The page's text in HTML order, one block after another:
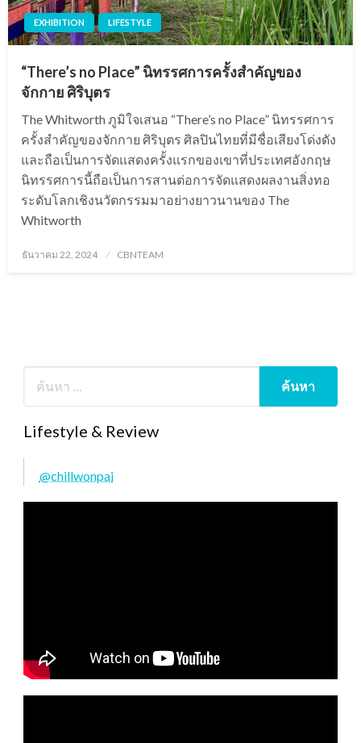
EXHIBITION LIFESTYLE
“There’s no Place” นิทรรศการครั้งสำคัญของ
จักกาย ศิริบุตร
The Whitworth ภูมิใจเสนอ “There’s no Place” นิทรรศการ
ครั้งสำคัญของจักกาย ศิริบุตร ศิลปินไทยที่มีชื่อเสียงโด่งดัง
และถือเป็นการจัดแสดงครั้งแรกของเขาที่ประเทศอังกฤษ
นิทรรศการนี้ถือเป็นการสานต่อการจัดแสดงผลงานสิ่งทอ
ระดับโลกเชิงนวัตกรรมมาอย่างยาวนานของ The
Whitworth
Posted
ธันวาคม 22, 2024 CBNTEAM
Lifestyle & Review
@chillwonpai